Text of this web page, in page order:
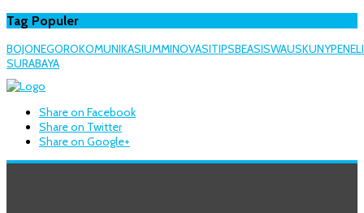
Tag Populer
BOJONEGOROKOMUNIKASIUMMINOVASITIPSBEASISWAUSKUNY
SURABAYA
Share on Facebook
Share on Twitter
Share on Google+